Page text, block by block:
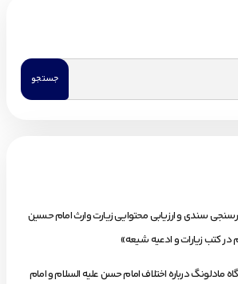
سندی و ارزیابی محتوایی زیارت وارث امام حسین
در کتب زیارات و ادعیه شیعه»
مادلونگ درباره اختلاف امام حسن علیه السلام و امام